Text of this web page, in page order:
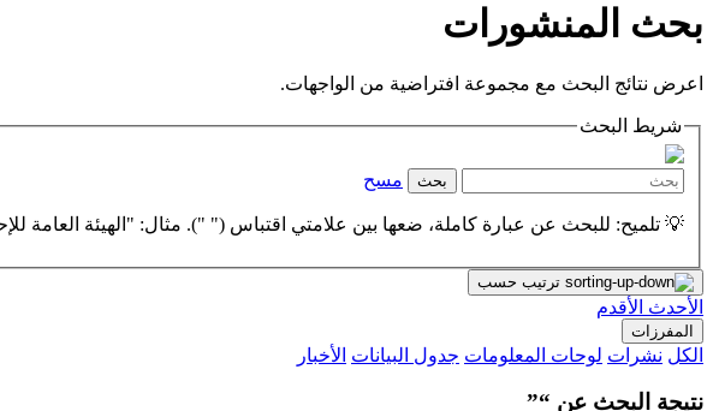
بحث المنشورات
اعرض نتائج البحث مع مجموعة افتراضية من الواجهات.
شريط البحث
بحث مسح
💡 تلميح: للبحث عن عبارة كاملة، ضعها بين علامتي اقتباس (" "). مثال: "الهيئة العامة
ترتيب حسب
الأحدث الأقدم
المفرزات
الكل نشرات لوحات المعلومات جدول البيانات الأخبار
نتيجة البحث عن “”